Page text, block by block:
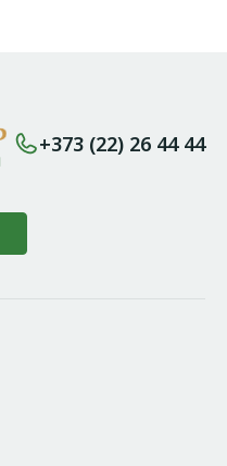
+373 (22) 26 44 44